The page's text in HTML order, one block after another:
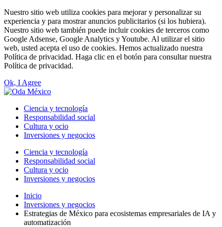
Nuestro sitio web utiliza cookies para mejorar y personalizar su
experiencia y para mostrar anuncios publicitarios (si los hubiera).
Nuestro sitio web también puede incluir cookies de terceros como
Google Adsense, Google Analytics y Youtube. Al utilizar el sitio
web, usted acepta el uso de cookies. Hemos actualizado nuestra
Política de privacidad. Haga clic en el botón para consultar nuestra
Política de privacidad.
Ok, I Agree
Ciencia y tecnología
Responsabilidad social
Cultura y ocio
Inversiones y negocios
Ciencia y tecnología
Responsabilidad social
Cultura y ocio
Inversiones y negocios
Inicio
Inversiones y negocios
Estrategias de México para ecosistemas empresariales de IA y
automatización